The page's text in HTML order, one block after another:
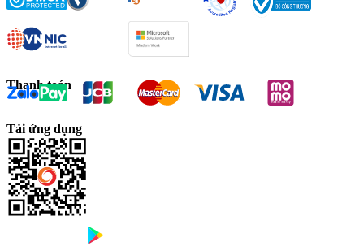
Thanh toán
Tải ứng dụng